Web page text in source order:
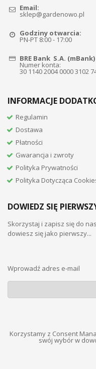
Email:
sklep@gardenowo.pl
Godziny otwarcia:
PN-PT 8:00 - 17:00
BRE Bank S.A. (mBank)
Numer konta:
30 1140 2004 0000 3102
INFORMACJE
Regulamin
Dostawa
Płatności
Gwarancja i zwroty
Polityka Prywatności
Polityka Dotycząca
DOWIEDZ SIĘ
Skorzystaj i zapisz się do
dowiesz się jako pierwszy...
Wprowadź adres e-mail
Korzystamy z Consent
swój wybór w